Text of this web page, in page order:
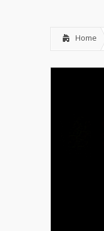
Home